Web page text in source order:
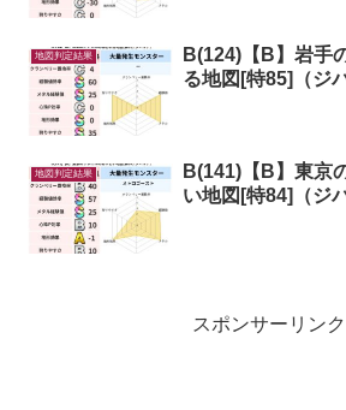
地図判定結果
B(124)【B】岩手
る地図[特85]（ジ
地図判定結果
B(141)【B】東京
い地図[特84]（ジ
スポンサーリンク